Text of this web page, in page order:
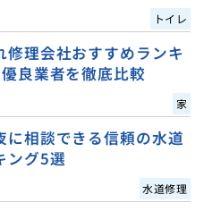
トイレ
理会社おすすめランキ
良業者を徹底比較
家
相談できる信頼の水道
ング5選
水道修理